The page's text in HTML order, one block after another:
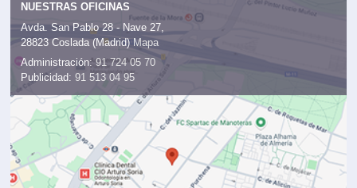
NUESTRAS OFICINAS
Avda. San Pablo 28 - Nave 27,
28823 Coslada (Madrid) Mapa
Administración: 91 724 05 70
Publicidad: 91 513 04 95